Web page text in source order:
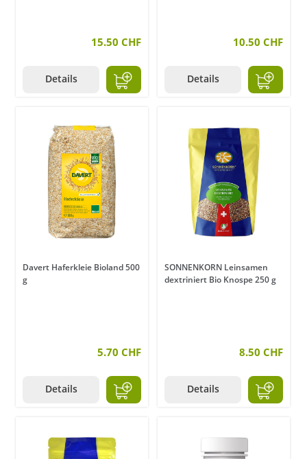
15.50 CHF
Details
10.50 CHF
Details
Davert Haferkleie Bioland 500
g
5.70 CHF
Details
SONNENKORN Leinsamen
dextriniert Bio Knospe 250 g
8.50 CHF
Details